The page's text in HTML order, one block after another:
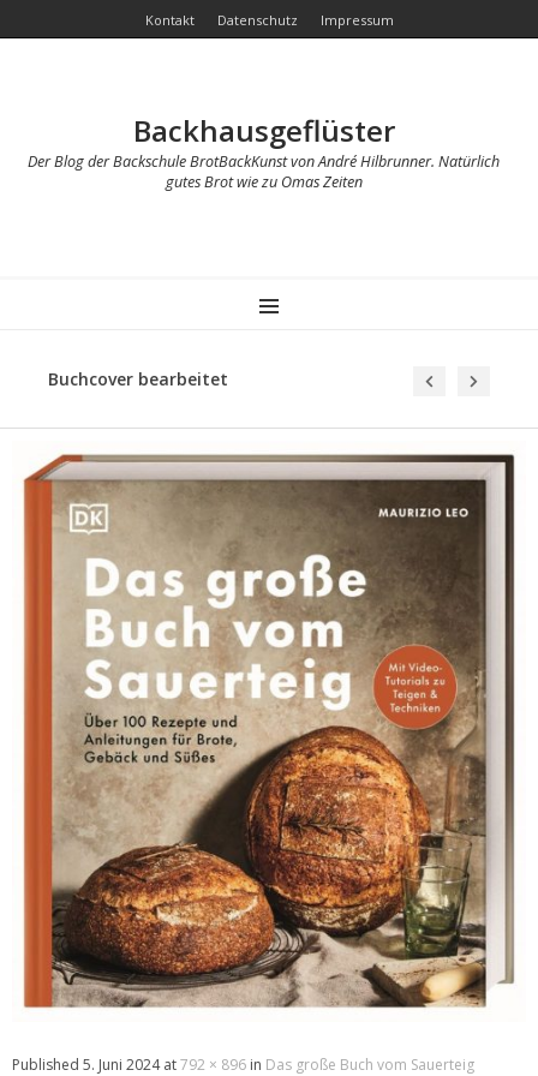
Kontakt Datenschutz Impressum
Backhausgeflüster
Der Blog der Backschule BrotBackKunst von André Hilbrunner. Natürlich
gutes Brot wie zu Omas Zeiten
MENU
Buchcover bearbeitet
Published 5. Juni 2024at792 × 896 in Das große Buch vom Sauerteig